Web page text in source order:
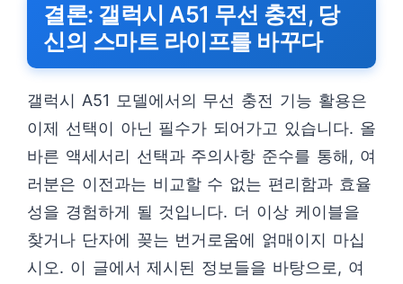
결론: 갤럭시 A51 무선 충전, 당
신의 스마트 라이프를 바꾸다
갤럭시 A51 모델에서의 무선 충전 기능 활용은
이제 선택이 아닌 필수가 되어가고 있습니다. 올
바른 액세서리 선택과 주의사항 준수를 통해, 여
러분은 이전과는 비교할 수 없는 편리함과 효율
성을 경험하게 될 것입니다. 더 이상 케이블을
찾거나 단자에 꽂는 번거로움에 얽매이지 마십
시오. 이 글에서 제시된 정보들을 바탕으로, 여